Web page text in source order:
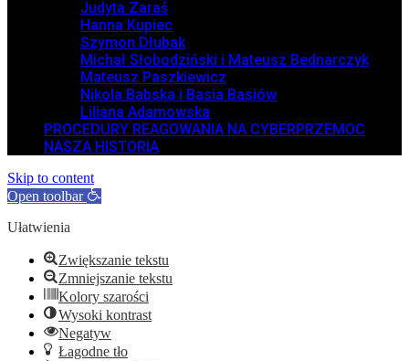
Judyta Zaraś
Hanna Kupiec
Szymon Dłubak
Michał Słobodziński i Mateusz Bednarczyk
Mateusz Paszkiewicz
Nikola Babska i Basia Basiów
Liliana Adamowska
PROCEDURY REAGOWANIA NA CYBERPRZEMOC
NASZA HISTORIA
Skip to content
Open toolbar
Ułatwienia
Zwiększanie tekstu
Zmniejszanie tekstu
Kolory szarości
Wysoki kontrast
Negatyw
Łagodne tło